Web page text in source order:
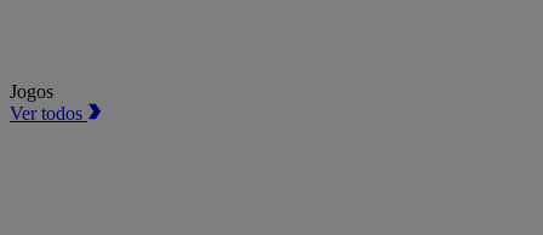
Jogos
Ver todos